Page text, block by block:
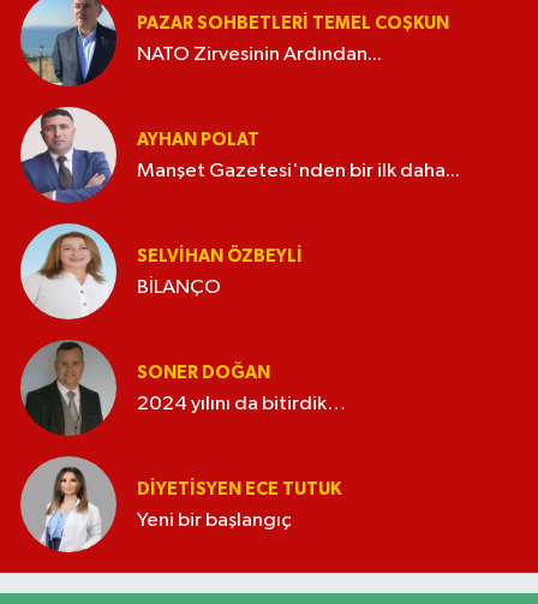
PAZAR SOHBETLERI TEMEL COŞKUN
NATO Zirvesinin Ardından...
AYHAN POLAT
Manşet Gazetesi'nden bir ilk daha...
SELVIHAN ÖZBEYLI
BİLANÇO
SONER DOĞAN
2024 yılını da bitirdik…
DIYETISYEN ECE TUTUK
Yeni bir başlangıç